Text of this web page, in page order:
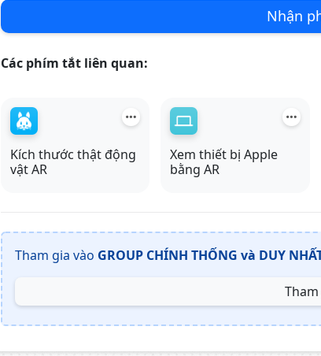
Nhận
Các phím tắt liên quan:
Kích thước thật động
vật AR
Xem thiết bị Apple
bằng AR
Tham gia vào GROUP CHÍNH THỐNG và DUY